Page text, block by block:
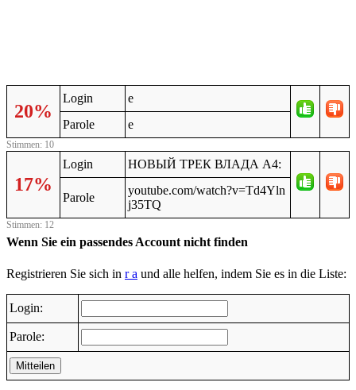
20%
Login
e
Parole
e
Stimmen: 10
17%
Login НОВЫЙ ТРЕК ВЛАДА А4:
Parole
youtube.com/watch?v=Td4Yln
j35TQ
Stimmen: 12
Wenn Sie ein passendes Account nicht finden
Registrieren Sie sich in r a und alle helfen, indem Sie es in die Liste:
Login:
Parole:
Mitteilen